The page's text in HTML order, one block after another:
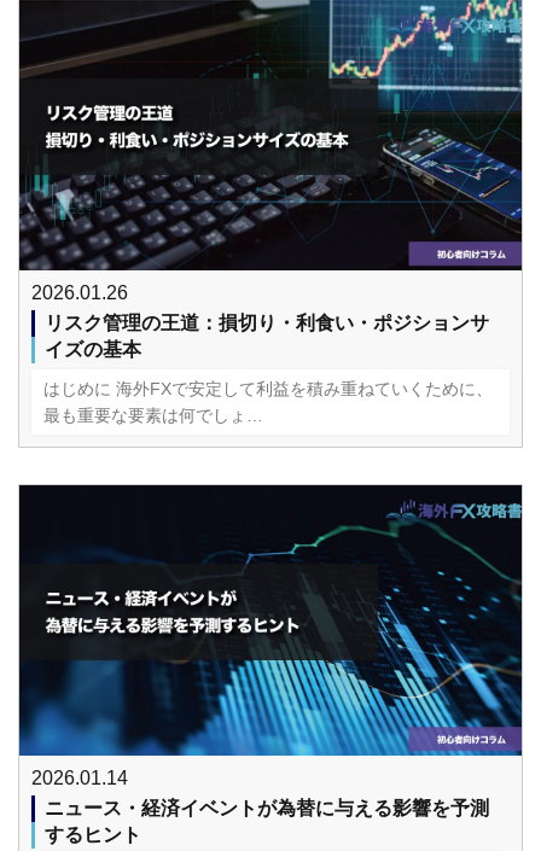
2026.01.26
リスク管理の王道：損切り・利食い・ポジションサ
イズの基本
はじめに 海外FXで安定して利益を積み重ねていくために、
最も重要な要素は何でしょ…
2026.01.14
ニュース・経済イベントが為替に与える影響を予測
するヒント